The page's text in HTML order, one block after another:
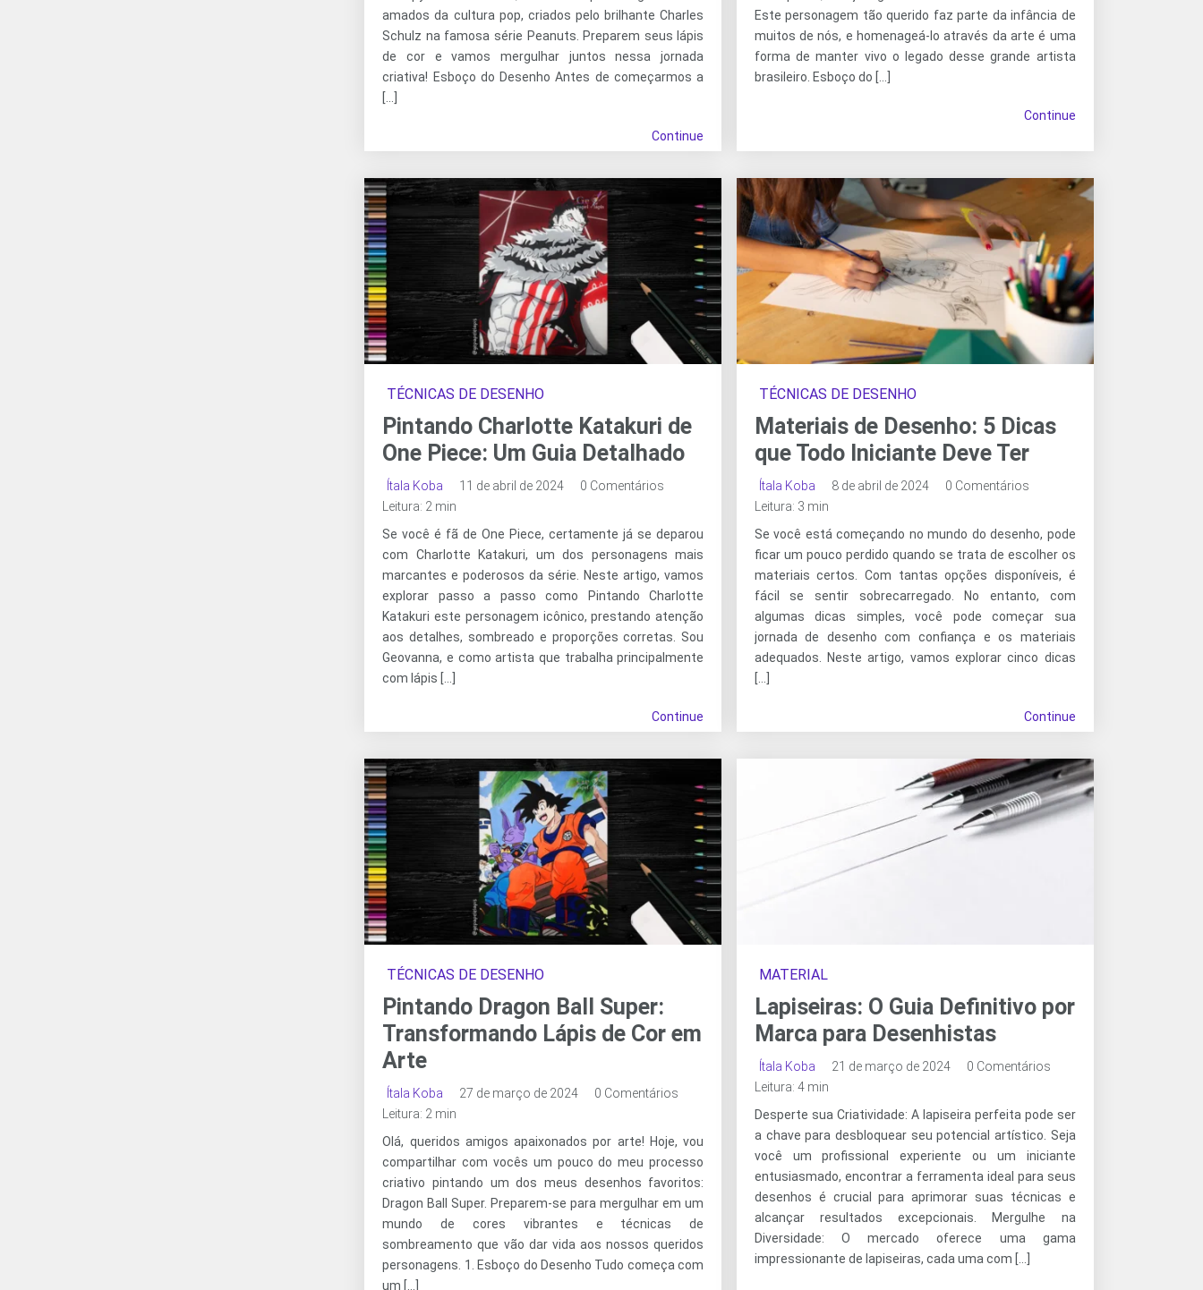
amados da cultura pop, criados pelo brilhante Charles
Schulz na famosa série Peanuts. Preparem seus lápis
de cor e vamos mergulhar juntos nessa jornada
criativa! Esboço do Desenho Antes de começarmos a
Continue
Este personagem tão querido faz parte da infância de
muitos de nós, e homenageá-lo através da arte é uma
forma de manter vivo o legado desse grande artista
brasileiro. Esboço do […]
Continue
TÉCNICAS DE DESENHO
Pintando Charlotte Katakuri de
One Piece: Um Guia Detalhado
Ítala Koba 11 de abril de 2024
0 Comentários
Leitura: 2 min
Se você é fã de One Piece, certamente já se deparou
com Charlotte Katakuri, um dos personagens mais
marcantes e poderosos da série. Neste artigo, vamos
explorar passo a passo como Pintando Charlotte
Katakuri este personagem icônico, prestando atenção
aos detalhes, sombreado e proporções corretas. Sou
Geovanna, e como artista que trabalha principalmente
com lápis […]
Continue
TÉCNICAS DE DESENHO
Materiais de Desenho: 5 Dicas
que Todo Iniciante Deve Ter
Ítala Koba 8 de abril de 2024
0 Comentários
Leitura: 3 min
Se você está começando no mundo do desenho, pode
ficar um pouco perdido quando se trata de escolher os
materiais certos. Com tantas opções disponíveis, é
fácil se sentir sobrecarregado. No entanto, com
algumas dicas simples, você pode começar sua
jornada de desenho com confiança e os materiais
adequados. Neste artigo, vamos explorar cinco dicas
Continue
TÉCNICAS DE DESENHO
Pintando Dragon Ball Super:
Transformando Lápis de Cor em
Arte
Ítala Koba 27 de março de 2024
0 Comentários
Leitura: 2 min
Olá, queridos amigos apaixonados por arte! Hoje, vou
compartilhar com vocês um pouco do meu processo
criativo pintando um dos meus desenhos favoritos:
Dragon Ball Super. Preparem-se para mergulhar em um
mundo de cores vibrantes e técnicas de
sombreamento que vão dar vida aos nossos queridos
personagens. 1. Esboço do Desenho Tudo começa com
um […]
MATERIAL
Lapiseiras: O Guia Definitivo por
Marca para Desenhistas
Ítala Koba 21 de março de 2024
0 Comentários
Leitura: 4 min
Desperte sua Criatividade: A lapiseira perfeita pode ser
a chave para desbloquear seu potencial artístico. Seja
você um profissional experiente ou um iniciante
entusiasmado, encontrar a ferramenta ideal para seus
desenhos é crucial para aprimorar suas técnicas e
alcançar resultados excepcionais. Mergulhe na
Diversidade: O mercado oferece uma gama
impressionante de lapiseiras, cada uma com […]